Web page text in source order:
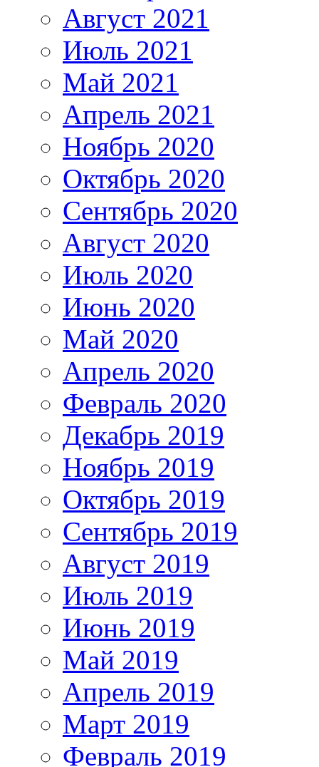
Август 2021
Июль 2021
Май 2021
Апрель 2021
Ноябрь 2020
Октябрь 2020
Сентябрь 2020
Август 2020
Июль 2020
Июнь 2020
Май 2020
Апрель 2020
Февраль 2020
Декабрь 2019
Ноябрь 2019
Октябрь 2019
Сентябрь 2019
Август 2019
Июль 2019
Июнь 2019
Май 2019
Апрель 2019
Март 2019
Февраль 2019